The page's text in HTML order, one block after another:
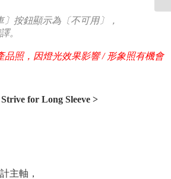
按鈕顯示為〔不可用〕，
。
品照，因燈光效果影響 / 形象照有機會
for Long Sleeve >
主軸，